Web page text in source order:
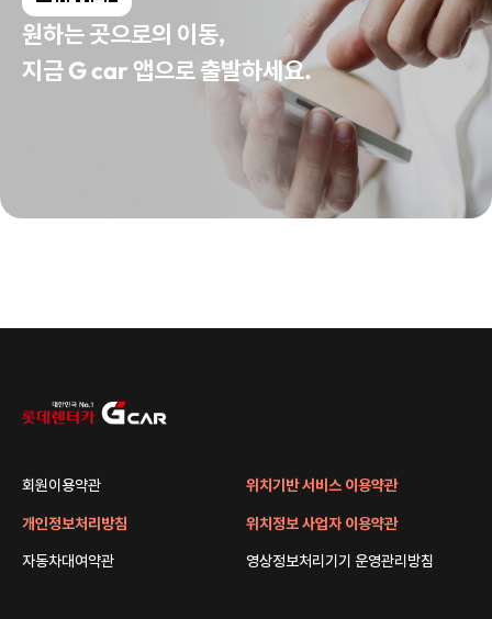
원하는 곳으로의 이동,
지금 G car 앱으로 출발하세요.
회원이용약관
개인정보처리방침
자동차대여약관
위치기반 서비스 이용약관
위치정보 사업자 이용약관
영상정보처리기기 운영관리방침